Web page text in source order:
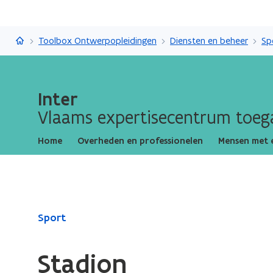
Inter Toolbox Ontwerpopleidingen Diensten en beheer
Inter
Vlaams expertisecentrum
Home Overheden en professionelen Mensen met
GedaanSport
Stadion